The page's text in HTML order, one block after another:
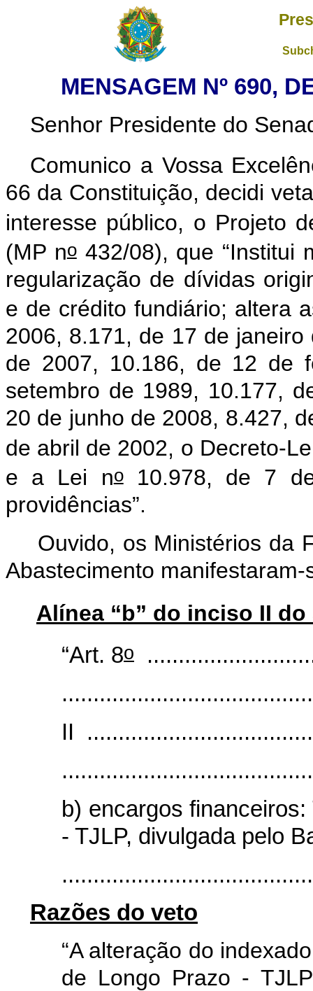
MENSAGEM Nº 690,
Senhor Presidente do
Comunico a Vossa
66 da Constituição, decidi
interesse público, o Projeto
(MP no432/08), que “Institui
regularização de dívidas
e de crédito fundiário; altera
2006, 8.171, de 17 de
de 2007, 10.186, de 12 de
setembro de 1989, 10.177,
20 de junho de 2008, 8.427,
de abril de 2002, o Decreto-
e a Lei no10.978, de 7
providências”.
Ouvido, os Ministérios da
Abastecimento
Alínea “b” do inciso II do
“Art. 8o
II
b) encargos
- TJLP, divulgada pelo
Razões do veto
“A alteração do
de Longo Prazo -